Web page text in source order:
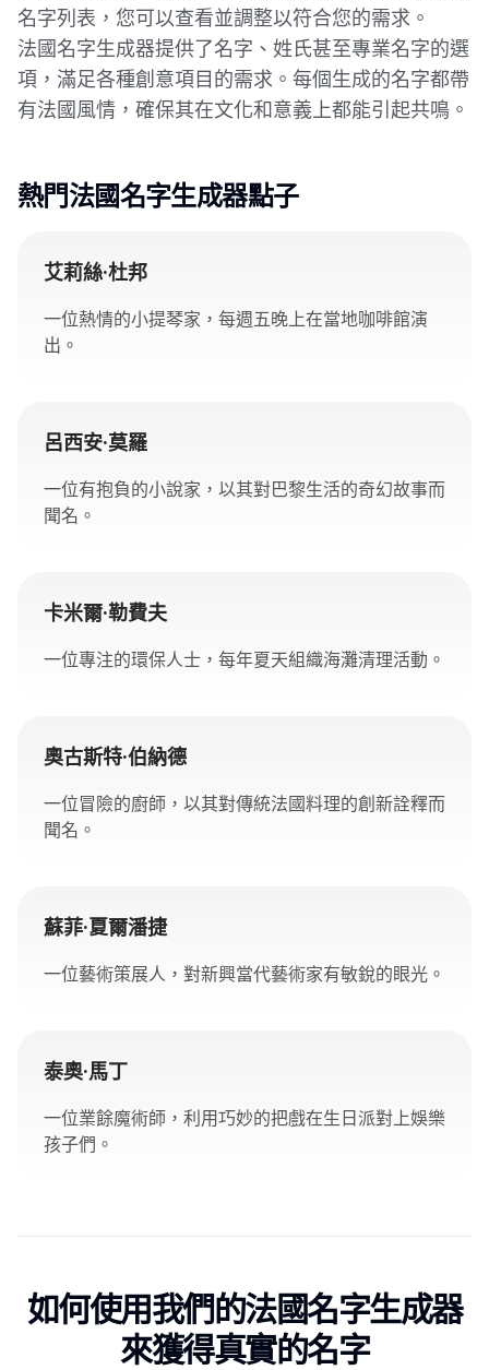
名字列表，您可以查看並調整以符合您的需求。
法國名字生成器提供了名字、姓氏甚至專業名字的選
項，滿足各種創意項目的需求。每個生成的名字都帶
有法國風情，確保其在文化和意義上都能引起共鳴。
熱門法國名字生成器點子
艾莉絲·杜邦
一位熱情的小提琴家，每週五晚上在當地咖啡館演
出。
呂西安·莫羅
一位有抱負的小說家，以其對巴黎生活的奇幻故事而
聞名。
卡米爾·勒費夫
一位專注的環保人士，每年夏天組織海灘清理活動。
奧古斯特·伯納德
一位冒險的廚師，以其對傳統法國料理的創新詮釋而
聞名。
蘇菲·夏爾潘捷
一位藝術策展人，對新興當代藝術家有敏銳的眼光。
泰奧·馬丁
一位業餘魔術師，利用巧妙的把戲在生日派對上娛樂
孩子們。
如何使用我們的法國名字生成器
來獲得真實的名字